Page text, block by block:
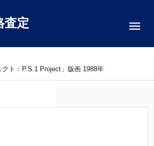
査定
ト：P.S.1 Project」版画 1988年